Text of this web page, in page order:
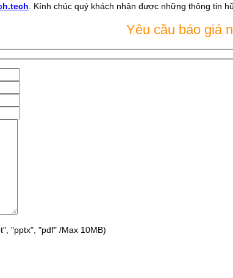
. Kính chúc quý khách nhận được những thông tin
Yêu cầu báo giá
"pptx", "pdf" /Max 10MB)